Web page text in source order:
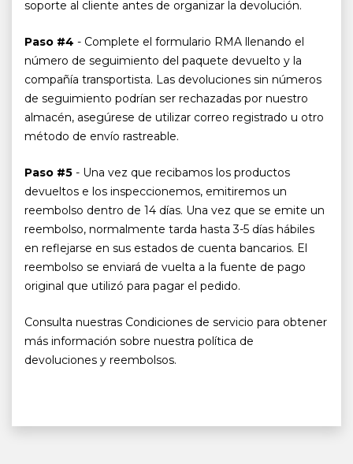
soporte al cliente antes de organizar la devolución.
Paso #4 - Complete el formulario RMA llenando el
número de seguimiento del paquete devuelto y la
compañía transportista. Las devoluciones sin números
de seguimiento podrían ser rechazadas por nuestro
almacén, asegúrese de utilizar correo registrado u otro
método de envío rastreable.
Paso #5 - Una vez que recibamos los productos
devueltos e los inspeccionemos, emitiremos un
reembolso dentro de 14 días. Una vez que se emite un
reembolso, normalmente tarda hasta 3-5 días hábiles
en reflejarse en sus estados de cuenta bancarios. El
reembolso se enviará de vuelta a la fuente de pago
original que utilizó para pagar el pedido.
Consulta nuestras Condiciones de servicio para obtener
más información sobre nuestra política de
devoluciones y reembolsos.